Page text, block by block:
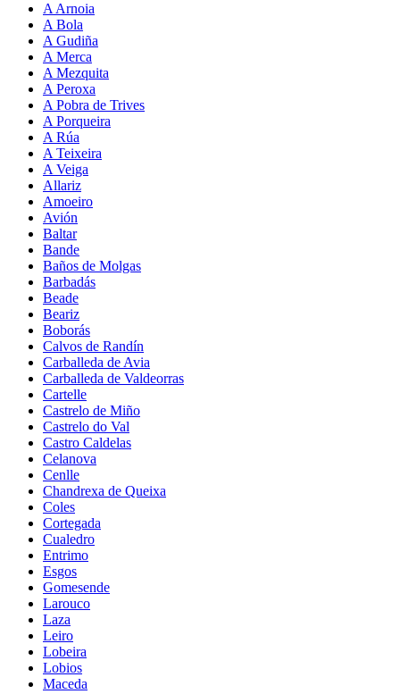
A Arnoia
A Bola
A Gudiña
A Merca
A Mezquita
A Peroxa
A Pobra de Trives
A Porqueira
A Rúa
A Teixeira
A Veiga
Allariz
Amoeiro
Avión
Baltar
Bande
Baños de Molgas
Barbadás
Beade
Beariz
Boborás
Calvos de Randín
Carballeda de Avia
Carballeda de Valdeorras
Cartelle
Castrelo de Miño
Castrelo do Val
Castro Caldelas
Celanova
Cenlle
Chandrexa de Queixa
Coles
Cortegada
Cualedro
Entrimo
Esgos
Gomesende
Larouco
Laza
Leiro
Lobeira
Lobios
Maceda